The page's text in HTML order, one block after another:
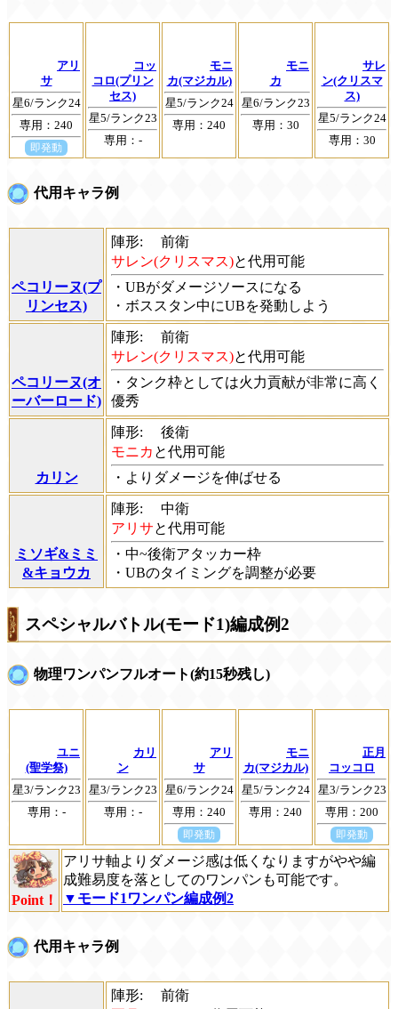
アリ
サ
星6/ランク24
専用：240
即発動
コッ
コロ(プリン
セス)
星5/ランク23
専用：-
モニ
カ(マジカル)
星5/ランク24
専用：240
モニ
カ
星6/ランク23
専用：30
サレ
ン(クリスマ
ス)
星5/ランク24
専用：30
代用キャラ例
ペコリーヌ(プ
リンセス)
陣形:
前衛
サレン(クリスマス)と代用可能
・UBがダメージソースになる
・ボススタン中にUBを発動しよう
ペコリーヌ(オ
ーバーロード)
陣形:
前衛
サレン(クリスマス)と代用可能
・タンク枠としては火力貢献が非常に高く
優秀
カリン
陣形:
後衛
モニカ と代用可能
・よりダメージを伸ばせる
ミソギ&ミミ
&キョウカ
陣形:
中衛
アリサと代用可能
・中~後衛アタッカー枠
・UBのタイミングを調整が必要
スペシャルバトル(モード1)編成例2
物理ワンパンフルオート(約15秒残し)
ユニ
(聖学祭)
星3/ランク23
専用：-
カリ
ン
星3/ランク23
専用：-
アリ
サ
星6/ランク24
専用：240
即発動
モニ
カ(マジカル)
星5/ランク24
専用：240
正月
コッコロ
星3/ランク23
専用：200
即発動
Point！
アリサ軸よりダメージ感は低くなりますがやや編
成難易度を落としてのワンパンも可能です。
▼モード1ワンパン編成例2
代用キャラ例
陣形:
前衛